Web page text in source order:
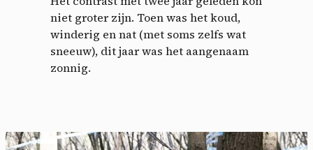
niet groter zijn. Toen was het koud,
winderig en nat (met soms zelfs wat
sneeuw), dit jaar was het aangenaam
zonnig.